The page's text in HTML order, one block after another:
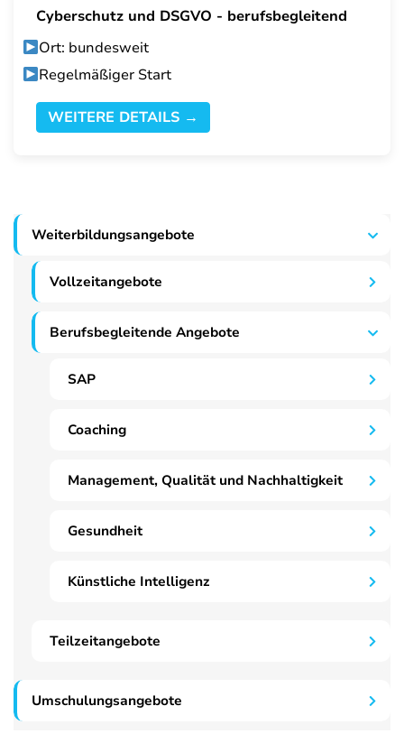
Cyberschutz und DSGVO - berufsbegleitend
Ort: bundesweit
Regelmäßiger Start
WEITERE DETAILS →
Weiterbildungsangebote
Vollzeitangebote
Berufsbegleitende Angebote
SAP
Coaching
Management, Qualität und Nachhaltigkeit
Gesundheit
Künstliche Intelligenz
Teilzeitangebote
Umschulungsangebote